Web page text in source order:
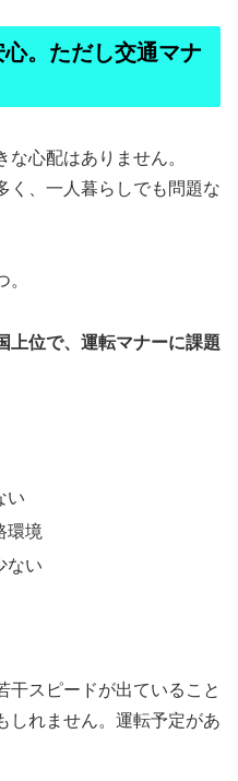
。ただし交通マナ
な心配はありません。
く、一人暮らしでも問題な
上位で、運転マナーに課題
い
環境
ない
干スピードが出ていること
しれません。運転予定があ